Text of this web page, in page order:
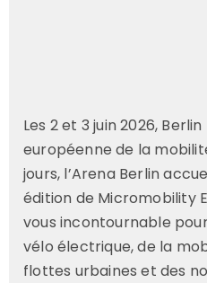
Les 2 et 3 juin 2026,
européenne de la
jours, l’Arena Berlin
édition de Micromobility
vous incontournable
vélo électrique, de la
flottes urbaines et des